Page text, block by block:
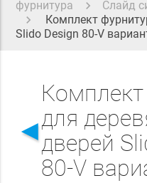
фурнитура
Слайд
Комплект
Slido Design 80-V
◄для
дверей
80-V